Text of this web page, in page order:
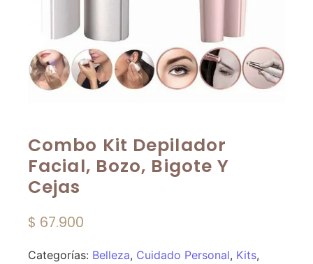
Combo Kit Depilador
Facial, Bozo, Bigote Y
Cejas
$ 67.900
Categorías: Belleza, Cuidado Personal, Kits,